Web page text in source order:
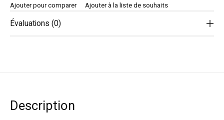
Ajouter pour comparer Ajouter à la liste de souhaits
Évaluations (0)
Description